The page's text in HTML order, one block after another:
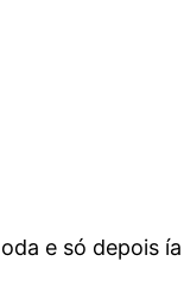
e só depois